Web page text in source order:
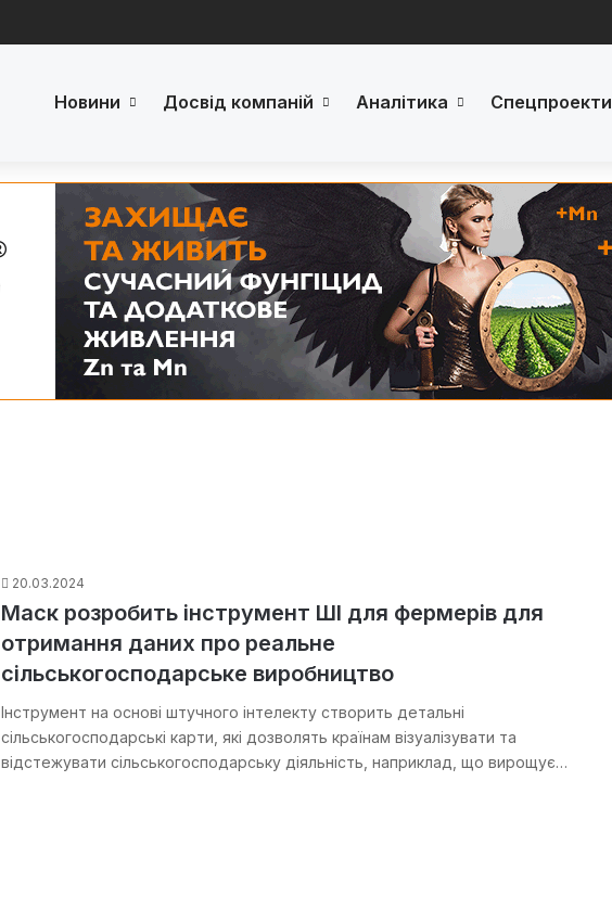
Новини Досвід компаній Аналітика Спецпроекти
20.03.2024
Маск розробить інструмент ШІ для фермерів для
отримання даних про реальне
сільськогосподарське виробництво
Інструмент на основі штучного інтелекту створить детальні
сільськогосподарські карти, які дозволять країнам візуалізувати та
відстежувати сільськогосподарську діяльність, наприклад, що вирощує…